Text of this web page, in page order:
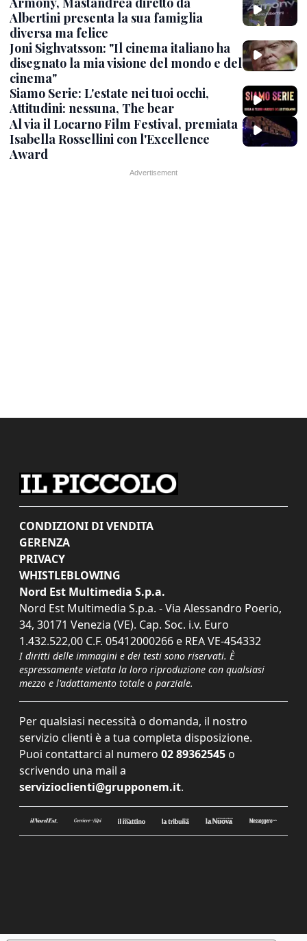
Albertini presenta la sua famiglia
diversa ma felice
Joni Sighvatsson: "Il cinema italiano ha
disegnato la mia visione del mondo e del
cinema"
Siamo Serie: L'estate nei tuoi occhi,
Attitudini: nessuna, The bear
Al via il Locarno Film Festival, premiata
Isabella Rossellini con l'Excellence
Award
CONDIZIONI DI VENDITA
GERENZA
PRIVACY
WHISTLEBLOWING
Nord Est Multimedia S.p.a.
Nord Est Multimedia S.p.a. - Via Alessandro Poerio,
34, 30171 Venezia (VE). Cap. Soc. i.v. Euro
1.432.522,00 C.F. 05412000266 e REA VE-454332
I diritti delle immagini e dei testi sono riservati. È
espressamente vietata la loro riproduzione con qualsiasi
mezzo e l'adattamento totale o parziale.
Per qualsiasi necessità o domanda, il nostro
servizio clienti è a tua completa disposizione.
Puoi contattarci al numero 02 89362545 o
scrivendo una mail a
servizioclienti@grupponem.it.